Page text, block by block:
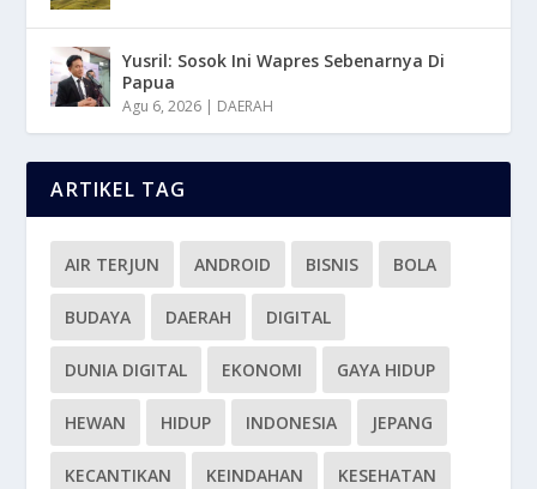
Yusril: Sosok Ini Wapres Sebenarnya Di
Papua
Agu 6, 2026 | DAERAH
ARTIKEL TAG
AIR TERJUN ANDROID BISNIS BOLA
BUDAYA DAERAH DIGITAL
DUNIA DIGITAL EKONOMI GAYA HIDUP
HEWAN HIDUP INDONESIA JEPANG
KECANTIKAN KEINDAHAN KESEHATAN